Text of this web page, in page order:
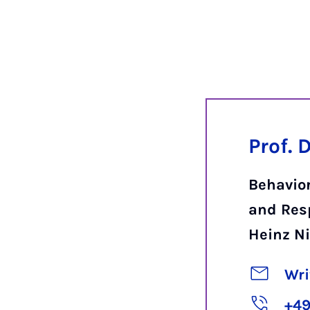
Prof.
and
Heinz